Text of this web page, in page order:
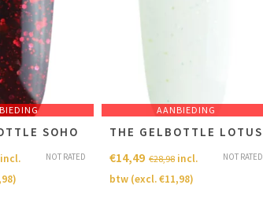
SOHO
NOT RATED
incl.
)
AANBIEDING
THE GELBOTTLE LOTUS
NOT RATED
€28,98
€14,49
incl.
btw (excl.€11,98)